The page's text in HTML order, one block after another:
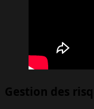
Gestion des